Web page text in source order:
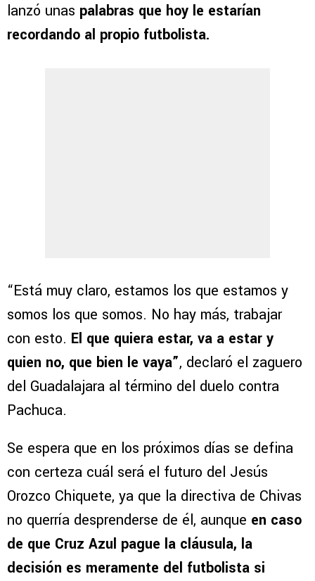
lanzó unas palabras que hoy le estarían
recordando al propio futbolista.
“Está muy claro, estamos los que estamos y
somos los que somos. No hay más, trabajar
con esto. El que quiera estar, va a estar y
quien no, que bien le vaya”, declaró el zaguero
del Guadalajara al término del duelo contra
Pachuca.
Se espera que en los próximos días se defina
con certeza cuál será el futuro del Jesús
Orozco Chiquete, ya que la directiva de Chivas
no querría desprenderse de él, aunque en caso
de que Cruz Azul pague la cláusula, la
decisión es meramente del futbolista si